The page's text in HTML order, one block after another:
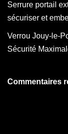
Serrure portail
sécuriser et
Verrou Jouy-le-
Sécurité
Commentaires